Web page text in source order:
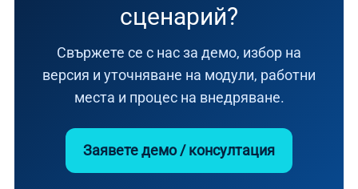
сценарий?
Свържете се с нас за демо, избор на
версия и уточняване на модули, работни
места и процес на внедряване.
Заявете демо / консултация